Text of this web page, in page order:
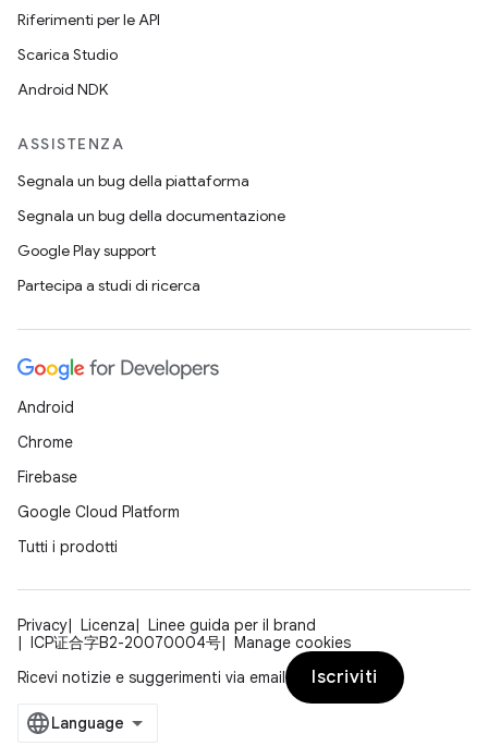
Riferimenti per le API
Scarica Studio
Android NDK
ASSISTENZA
Segnala un bug della piattaforma
Segnala un bug della documentazione
Google Play support
Partecipa a studi di ricerca
Android
Chrome
Firebase
Google Cloud Platform
Tutti i prodotti
Privacy Licenza
Linee guida per il brand
ICP证合字B2-20070004号
Manage cookies
Ricevi notizie e suggerimenti via email
Iscriviti